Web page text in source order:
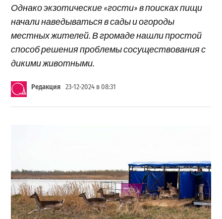
Однако экзотические «гости» в поисках пищи
начали наведываться в сады и огороды
местных жителей. В громаде нашли простой
способ решения проблемы сосуществования с
дикими животными.
Редакция 23-12-2024 в 08:31